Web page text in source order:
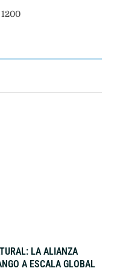
LA ALIANZA
A ESCALA GLOBAL